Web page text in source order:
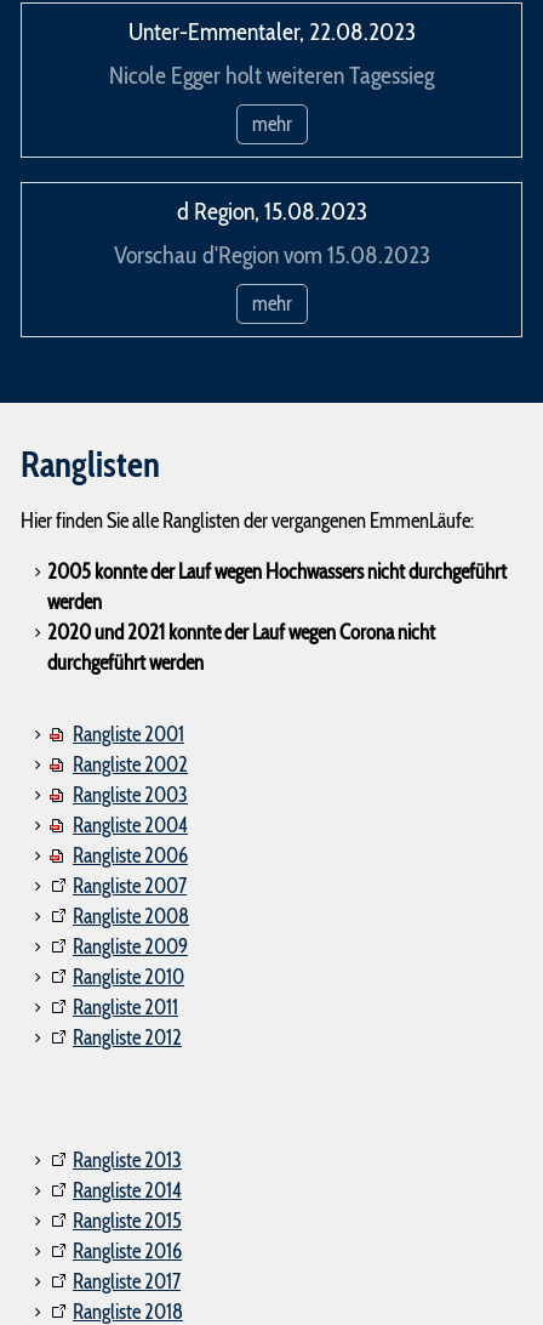
Unter-Emmentaler, 22.08.2023
Nicole Egger holt weiteren Tagessieg
mehr
d Region, 15.08.2023
Vorschau d'Region vom 15.08.2023
mehr
Ranglisten
Hier finden Sie alle Ranglisten der vergangenen EmmenLäufe:
2005 konnte der Lauf wegen Hochwassers nicht durchgeführt
werden
2020 und 2021 konnte der Lauf wegen Corona nicht
durchgeführt werden
Rangliste 2001
Rangliste 2002
Rangliste 2003
Rangliste 2004
Rangliste 2006
Rangliste 2007
Rangliste 2008
Rangliste 2009
Rangliste 2010
Rangliste 2011
Rangliste 2012
Rangliste 2013
Rangliste 2014
Rangliste 2015
Rangliste 2016
Rangliste 2017
Rangliste 2018